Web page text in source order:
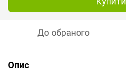
До обраного
Опис